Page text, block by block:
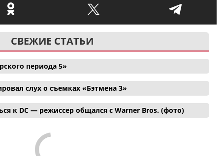
СВЕЖИЕ СТАТЬИ
периода 5»
слух о съемках «Бэтмена 3»
к DC — режиссер общался с Warner Bros. (фото)